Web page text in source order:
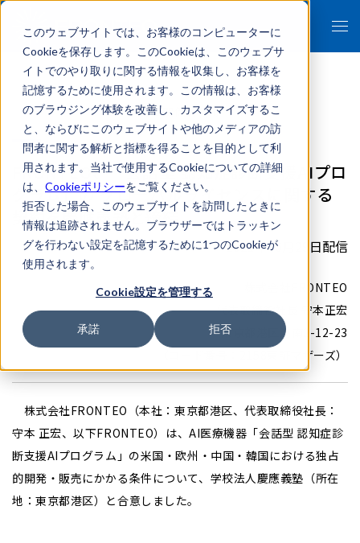
このウェブサイトでは、お客様のコンピューターに
Cookieを保存します。このCookieは、このウェブサ
イトでのやり取りに関する情報を収集し、お客様を
記憶するために使用されます。この情報は、お客様
のブラウジング体験を改善し、カスタマイズするこ
と、ならびにこのウェブサイトや他のメディアの訪
問者に関する解析と指標を得ることを目的として利
用されます。当社で使用するCookieについての詳細
は、 Cookieポリシーをご覧ください。
拒否した場合、このウェブサイトを訪問したときに
情報は追跡されません。ブラウザーではトラッキン
グを行わない設定を記憶するために1つのCookieが
使用されます。
Cookie設定を管理する
承諾 拒否
- 報道関係者各位 -
FRONTEO、「会話型 認知症診断支援AIプロ
グラム」の グローバルライセンスに関する
契約を慶應義塾と締結
2021年06月29日配信
株式会社FRONTEO
代表取締役社長 守本正宏
東京都港区港南2-12-23
（コード番号：2158東証マザーズ）
株式会社FRONTEO（本社：東京都港区、代表取締役社長：
守本 正宏、以下FRONTEO）は、AI医療機器「会話型 認知症診
断支援AIプログラム」の米国・欧州・中国・韓国における独占
的開発・販売にかかる条件について、学校法人慶應義塾（所在
地：東京都港区）と合意しました。